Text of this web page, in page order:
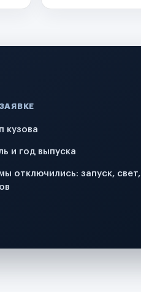
кузова
и год выпуска
отключились: запуск, свет,